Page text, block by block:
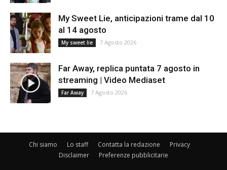
My Sweet Lie, anticipazioni trame dal 10
al 14 agosto
My sweet lie 7 Agosto 2026
Far Away, replica puntata 7 agosto in
streaming | Video Mediaset
Far Away 7 Agosto 2026
Chi siamo Lo staff Contatta la redazione
Privacy
Disclaimer
Preferenze pubblicitarie